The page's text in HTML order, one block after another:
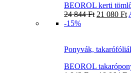
BEOROL kerti
24 844Ft 21 080 Ft
-15%
Ponyvák,
BEOROL